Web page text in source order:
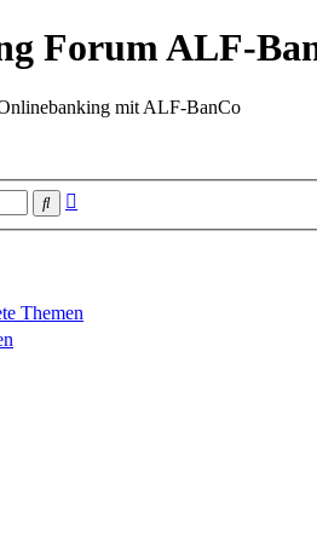
Forum ALF-
mit ALF-BanCo
Suche
Themen